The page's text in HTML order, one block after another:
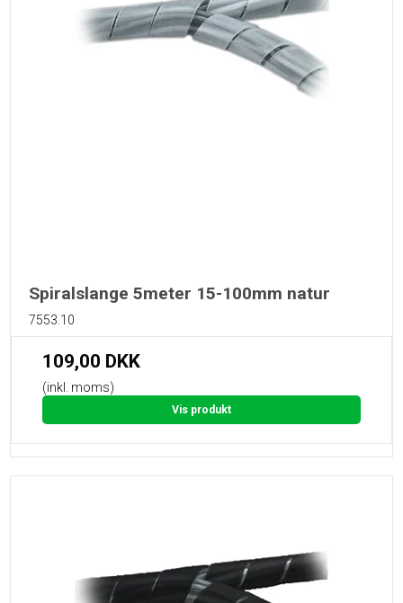
Spiralslange 5meter 15-100mm natur
7553.10
109,00 DKK
(inkl. moms)
Vis produkt